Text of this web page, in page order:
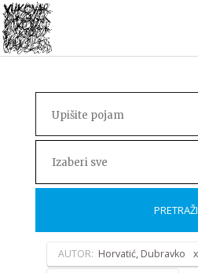
Izaberi sve
PRETRAŽI
AUTOR: Horvatić, Dubravko